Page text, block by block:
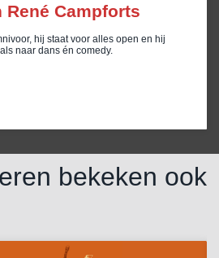
René Campforts
hij staat voor alles open en hij
naar dans én comedy.
bekeken ook